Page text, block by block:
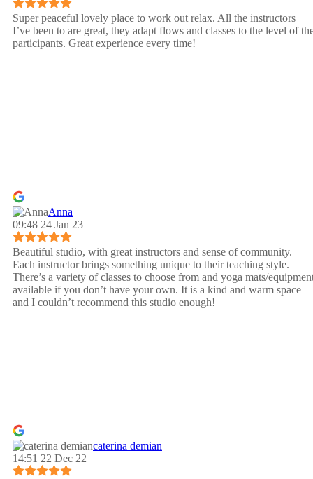
Super peaceful lovely place to work out relax. All the instructors
I’ve been to are great, they adapt flows and classes to the level of
participants. Great experience every time!
Anna
09:48 24 Jan 23
Beautiful studio, with great instructors and sense of community.
Each instructor brings something unique to their teaching style.
There’s a variety of classes to choose from and yoga mats/
available if you don’t have your own. It is a kind and warm space
and I couldn’t recommend this studio enough!
caterina demian
14:51 22 Dec 22